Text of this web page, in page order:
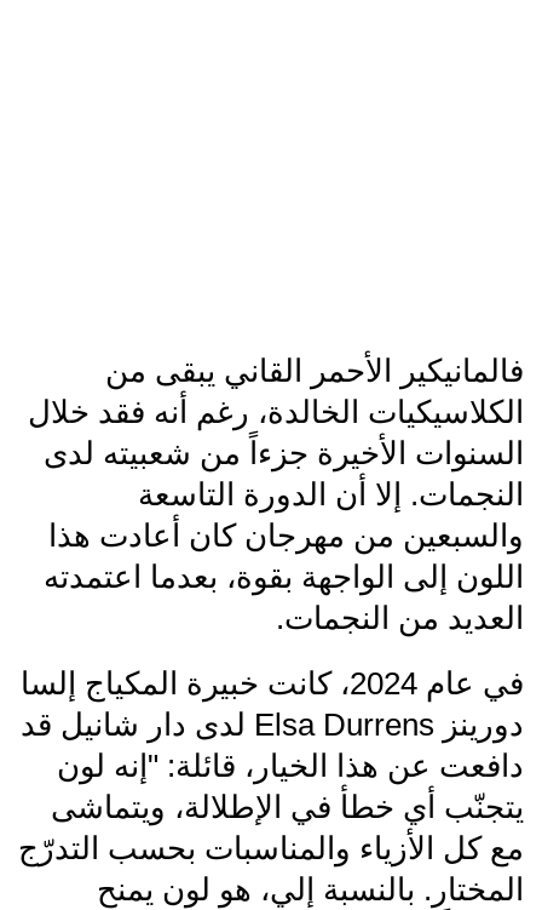
فالمانيكير الأحمر القاني يبقى من
الكلاسيكيات الخالدة، رغم أنه فقد خلال
السنوات الأخيرة جزءاً من شعبيته لدى
النجمات. إلا أن الدورة التاسعة
والسبعين من مهرجان كان أعادت هذا
اللون إلى الواجهة بقوة، بعدما اعتمدته
العديد من النجمات.
في عام 2024، كانت خبيرة المكياج إلسا
دورينز Elsa Durrens لدى دار شانيل قد
دافعت عن هذا الخيار، قائلة: "إنه لون
يتجنّب أي خطأ في الإطلالة، ويتماشى
مع كل الأزياء والمناسبات بحسب التدرّج
المختار. بالنسبة إلي، هو لون يمنح